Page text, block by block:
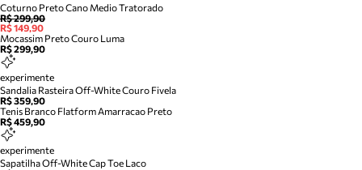
Coturno Preto Cano Medio Tratorado
R$ 299,90
R$ 149,90
Mocassim Preto Couro Luma
R$ 299,90
experimente
Sandalia Rasteira Off-White Couro Fivela
R$ 359,90
Tenis Branco Flatform Amarracao Preto
R$ 459,90
experimente
Sapatilha Off-White Cap Toe Laco